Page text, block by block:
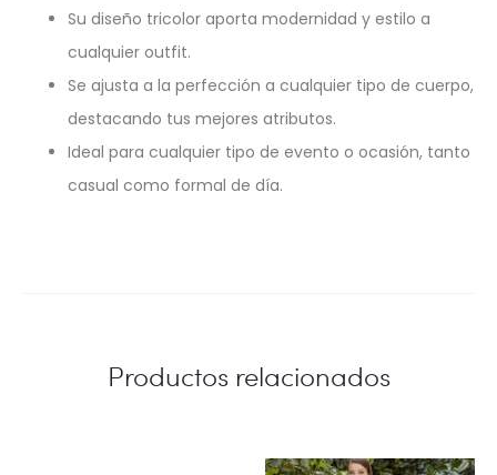
Su diseño tricolor aporta modernidad y estilo a
cualquier outfit.
Se ajusta a la perfección a cualquier tipo de cuerpo,
destacando tus mejores atributos.
Ideal para cualquier tipo de evento o ocasión, tanto
casual como formal de día.
Productos relacionados